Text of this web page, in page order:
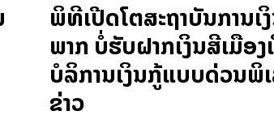
ພິທີເປີດໂຕສະຖາບັນການເ
ພາກ ບໍ່ຮັບຝາກເງິນສີເມືອງ
ບໍລິການເງິນກູ້ແບບດ່ວນພິ
ຂ່າວ